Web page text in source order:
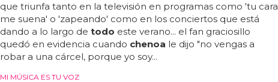
que triunfa tanto en la televisión en programas como 'tu cara
me suena' o 'zapeando' como en los conciertos que está
dando a lo largo de todo este verano... el fan graciosillo
quedó en evidencia cuando chenoa le dijo "no vengas a
robar a una cárcel, porque yo soy...
MI MÚSICA ES TU VOZ